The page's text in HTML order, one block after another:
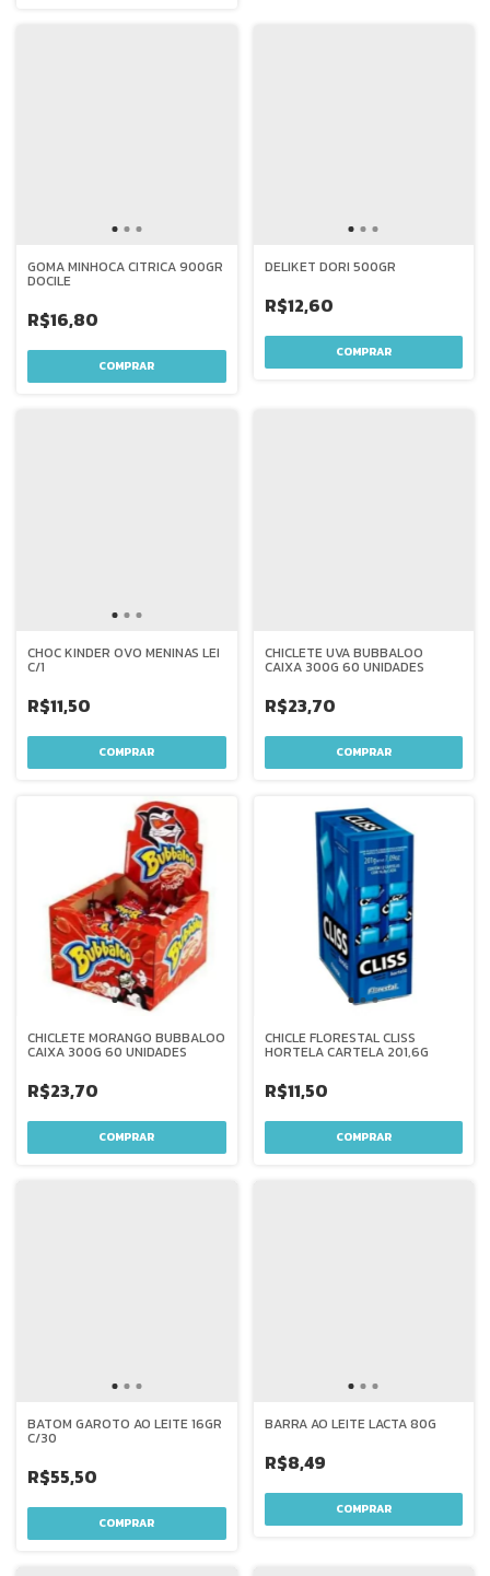
GOMA MINHOCA CITRICA 900GR
DOCILE
R$16,80
DELIKET DORI 500GR
R$12,60
CHOC KINDER OVO MENINAS LEI
C/1
R$11,50
CHICLETE UVA BUBBALOO
CAIXA 300G 60 UNIDADES
R$23,70
CHICLETE MORANGO BUBBALOO
CAIXA 300G 60 UNIDADES
R$23,70
CHICLE FLORESTAL CLISS
HORTELA CARTELA 201,6G
R$11,50
BATOM GAROTO AO LEITE 16GR
C/30
R$55,50
BARRA AO LEITE LACTA 80G
R$8,49